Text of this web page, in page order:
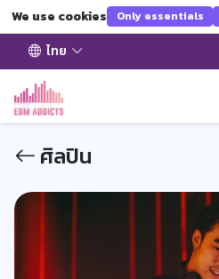
We use cookies Only essentials
ไทย
ศิลปิน